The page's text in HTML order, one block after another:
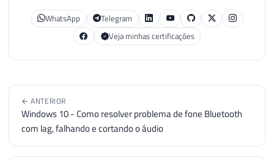
WhatsApp
Telegram
Veja minhas certificações
← ANTERIOR
Windows 10 - Como resolver problema de fone Bluetooth
com lag, falhando e cortando o áudio